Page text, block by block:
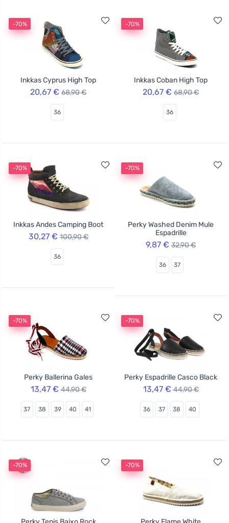
-70%
Inkkas Cyprus High Top
20,67 € 68,90 €
36
-70%
Inkkas Coban High Top
20,67 € 68,90 €
36
-70%
Inkkas Andes Camping Boot
30,27 € 100,90 €
36
-70%
Perky Washed Denim Mule
Espadrille
9,87 € 32,90 €
36 37
-70%
Perky Ballerina Gales
13,47 € 44,90 €
37 38 39 40 41
-70%
Perky Espadrille Casco Black
13,47 € 44,90 €
36 37 38 40
-70% -70%